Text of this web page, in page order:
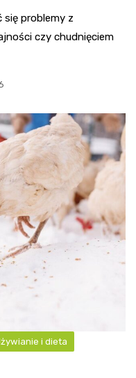
problemy z
czy chudnięciem
i dieta